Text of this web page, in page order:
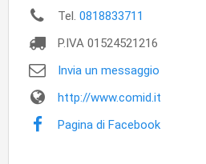
Tel. 0818833711
P.IVA 01524521216
Invia un messaggio
http://www.comid.it
Pagina di Facebook